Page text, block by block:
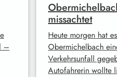
–
missachtet
Heute morgen hat
Obermichelbach
Verkehrsunfall
Autofahrerin wollte